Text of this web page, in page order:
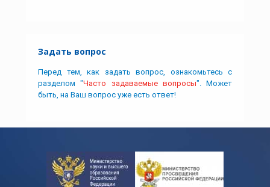
Задать вопрос
Перед тем, как задать вопрос, ознакомьтесь с
разделом "Часто задаваемые вопросы". Может
быть, на Ваш вопрос уже есть ответ!